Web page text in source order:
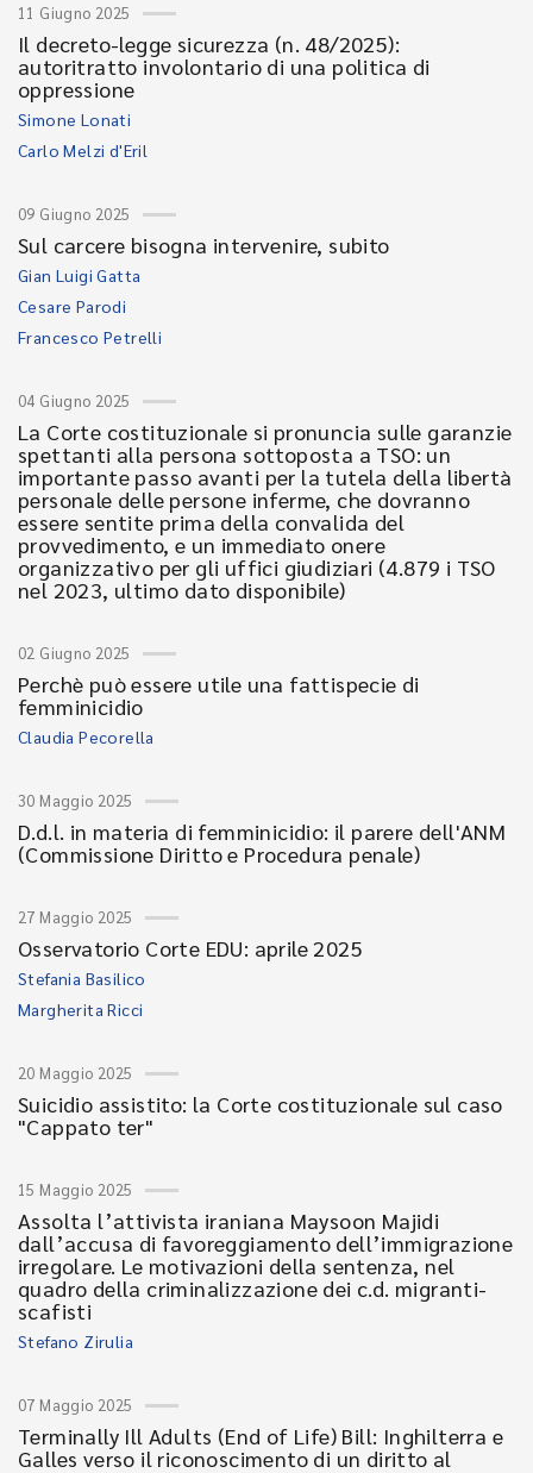
11 Giugno 2025
Il decreto-legge sicurezza (n. 48/2025):
autoritratto involontario di una politica di
oppressione
Simone Lonati
Carlo Melzi d'Eril
09 Giugno 2025
Sul carcere bisogna intervenire, subito
Gian Luigi Gatta
Cesare Parodi
Francesco Petrelli
04 Giugno 2025
La Corte costituzionale si pronuncia sulle garanzie
spettanti alla persona sottoposta a TSO: un
importante passo avanti per la tutela della libertà
personale delle persone inferme, che dovranno
essere sentite prima della convalida del
provvedimento, e un immediato onere
organizzativo per gli uffici giudiziari (4.879 i TSO
nel 2023, ultimo dato disponibile)
02 Giugno 2025
Perchè può essere utile una fattispecie di
femminicidio
Claudia Pecorella
30 Maggio 2025
D.d.l. in materia di femminicidio: il parere dell'ANM
(Commissione Diritto e Procedura penale)
27 Maggio 2025
Osservatorio Corte EDU: aprile 2025
Stefania Basilico
Margherita Ricci
20 Maggio 2025
Suicidio assistito: la Corte costituzionale sul caso
"Cappato ter"
15 Maggio 2025
Assolta l’attivista iraniana Maysoon Majidi
dall’accusa di favoreggiamento dell’immigrazione
irregolare. Le motivazioni della sentenza, nel
quadro della criminalizzazione dei c.d. migranti-
scafisti
Stefano Zirulia
07 Maggio 2025
Terminally Ill Adults (End of Life) Bill: Inghilterra e
Galles verso il riconoscimento di un diritto al